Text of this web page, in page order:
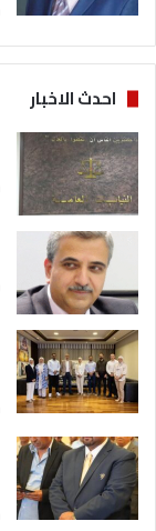
احدث الاخبار